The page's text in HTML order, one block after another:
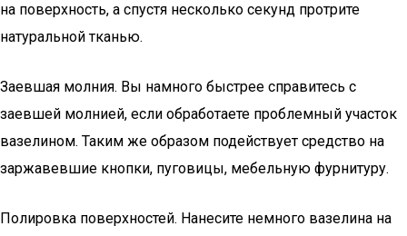
на поверхность, а спустя несколько секунд протрите
натуральной тканью.
Заевшая молния. Вы намного быстрее справитесь с
заевшей молнией, если обработаете проблемный участок
вазелином. Таким же образом подействует средство на
заржавевшие кнопки, пуговицы, мебельную фурнитуру.
Полировка поверхностей. Нанесите немного вазелина на